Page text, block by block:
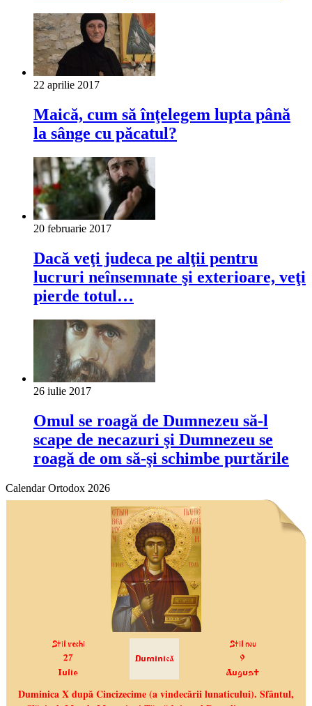
22 aprilie 2017
Maică, cum să înţelegem lupta până
la sânge cu păcatul?
20 februarie 2017
Dacă veţi judeca pe alţii pentru
lucruri neînsemnate şi exterioare, veţi
pierde totul…
26 iulie 2017
Omul se roagă de Dumnezeu să-l
scape de necazuri şi Dumnezeu se
roagă de om să-şi schimbe purtările
Calendar Ortodox 2026